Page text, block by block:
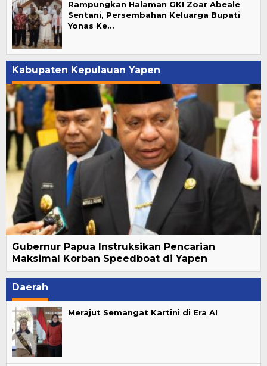
Rampungkan Halaman GKI Zoar Abeale
Sentani, Persembahan Keluarga Bupati
Yonas Ke…
Kabupaten Kepulauan Yapen
Gubernur Papua Instruksikan Pencarian
Maksimal Korban Speedboat di Yapen
Daerah
Merajut Semangat Kartini di Era AI